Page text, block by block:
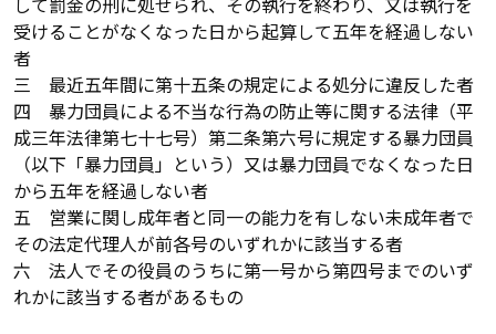
受けることがなくなった日から起算して五年を経過しない
者
三 最近五年間に第十五条の規定による処分に違反した者
四 暴力団員による不当な行為の防止等に関する法律（平
成三年法律第七十七号）第二条第六号に規定する暴力団員
（以下「暴力団員」という）又は暴力団員でなくなった日
から五年を経過しない者
五 営業に関し成年者と同一の能力を有しない未成年者で
その法定代理人が前各号のいずれかに該当する者
六 法人でその役員のうちに第一号から第四号までのいず
れかに該当する者があるもの